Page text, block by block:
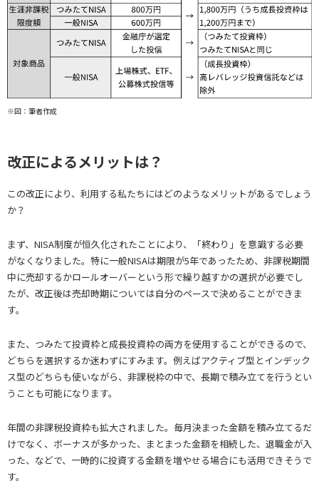
※図：筆者作成
改正によるメリットは？
この改正により、利用する私たちにはどのようなメリットがあるでしょう
か？
まず、NISA制度が恒久化されたことにより、「終わり」を意識する必要
がなくなりました。特に一般NISAは期限が5年であったため、非課税期間
中に売却するかロールオーバーという形で繰り越すかの選択が必要でし
たが、改正後は売却時期については自分のペースで決めることができま
す。
また、つみたて投資枠と成長投資枠の両方を使用することができるので、
どちらを選択するか迷わずにすみます。例えばアクティブ型とインデック
ス型のどちらも使いながら、非課税枠の中で、長期で積み立てを行うとい
うことも可能になります。
年間の非課税投資枠も拡大されました。毎月決まった金額を積み立てるだ
けでなく、ボーナスが多かった、まとまった金額を相続した、退職金が入
った、などで、一時的に投資する金額を増やせる場合にも活用できそうで
す。